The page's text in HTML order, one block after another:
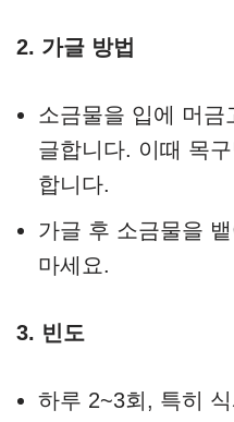
2. 가글 방법
소금물을 입에 머
글합니다. 이때 목
합니다.
가글 후 소금물을
마세요.
3. 빈도
하루 2~3회, 특히